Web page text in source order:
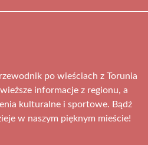
po wieściach z Torunia
informacje z regionu, a
kulturalne i sportowe. Bądź
w naszym pięknym mieście!